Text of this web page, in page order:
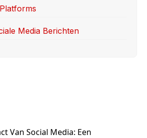
Media Berichten
Van Social Media: Een